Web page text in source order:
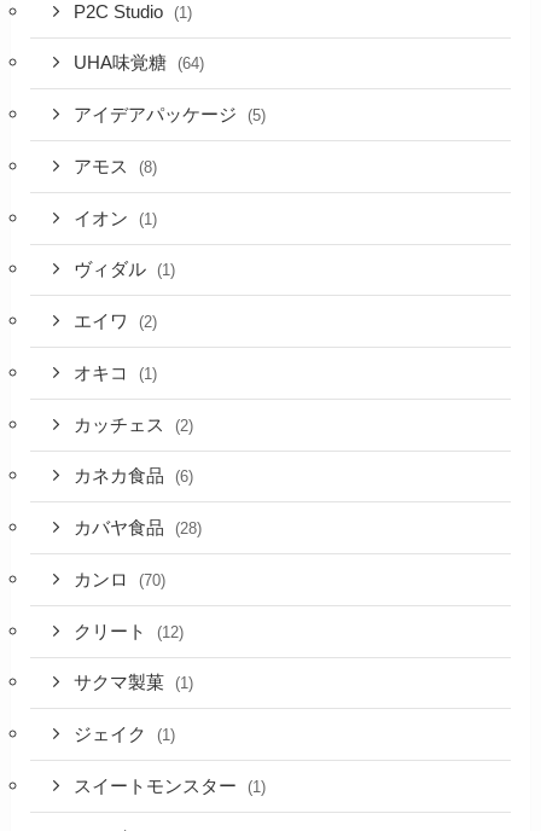
P2C Studio (1)
UHA味覚糖 (64)
アイデアパッケージ (5)
アモス (8)
イオン (1)
ヴィダル (1)
エイワ (2)
オキコ (1)
カッチェス (2)
カネカ食品 (6)
カバヤ食品 (28)
カンロ (70)
クリート (12)
サクマ製菓 (1)
ジェイク (1)
スイートモンスター (1)